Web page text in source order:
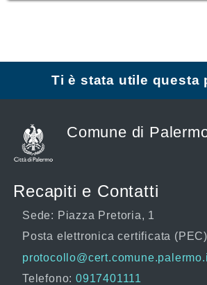
Ti è stata utile questa
Comune di
Recapiti e Contatti
Sede: Piazza Pretoria, 1
Posta elettronica certificata
Telefono: 0917401111